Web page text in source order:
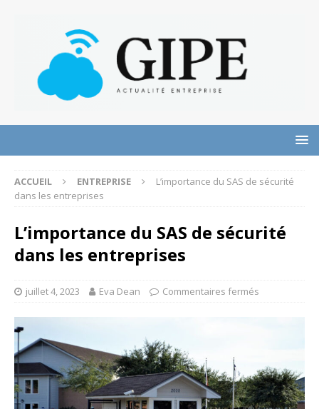
ACCUEIL ENTREPRISE
L’importance du SAS de sécurité
dans les entreprises
L’importance du SAS de sécurité
dans les entreprises
juillet 4, 2023 Eva Dean Commentaires fermés